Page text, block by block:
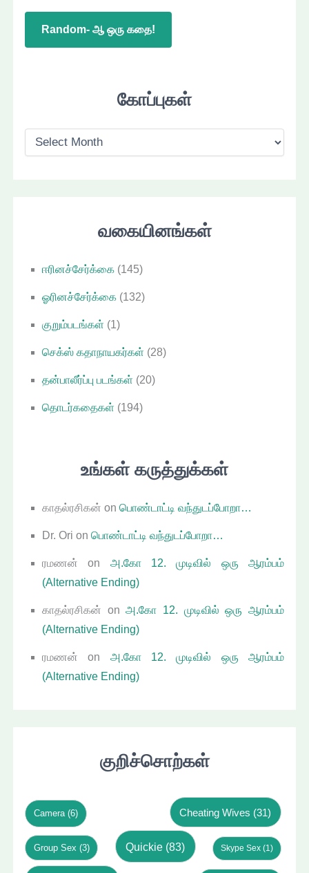
Random- ஆ ஒரு கதை!
கோப்புகள்
கோ
ப்
வகையினங்கள்
ஈரினச்சேர்க்கை (145)
ஓரினச்சேர்க்கை (132)
குறும்படங்கள் (1)
செக்ஸ் கதாநாயகர்கள் (28)
தன்பாலீர்ப்பு படங்கள் (20)
தொடர்கதைகள் (194)
உங்கள் கருத்துக்கள்
காதல்ரசிகன் onபொண்டாட்டி வந்துடப்போறா…
Dr. Ori onபொண்டாட்டி வந்துடப்போறா…
ரமணன் on அ.கோ 12. முடிவில் ஒரு ஆரம்பம்
(Alternative Ending)
காதல்ரசிகன் onஅ.கோ 12. முடிவில் ஒரு ஆரம்பம்
(Alternative Ending)
ரமணன் on அ.கோ 12. முடிவில் ஒரு ஆரம்பம்
(Alternative Ending)
குறிச்சொற்கள்
Camera (6) Cheating Wives (31)
Group Sex (3) Quickie (83) Skype Sex (1)